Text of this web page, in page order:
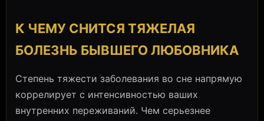
К ЧЕМУ СНИТСЯ ТЯЖЕЛАЯ
БОЛЕЗНЬ БЫВШЕГО ЛЮБОВНИКА
Степень тяжести заболевания во сне напрямую
коррелирует с интенсивностью ваших
внутренних переживаний. Чем серьезнее